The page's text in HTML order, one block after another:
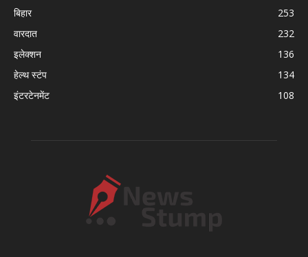
बिहार
253
वारदात
232
इलेक्शन
136
हेल्थ स्टंप
134
इंटरटेनमेंट
108